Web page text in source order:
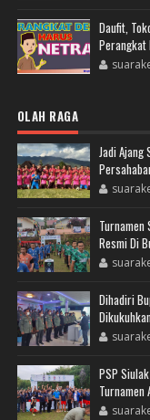
Daufit,
Perangkat
OLAH RAGA
Jadi Ajang
Turnamen
Resmi Di
Dihadiri
Dikukuhkan
PSP
Turnamen